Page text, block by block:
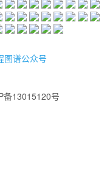
图谱公众号
13015120号